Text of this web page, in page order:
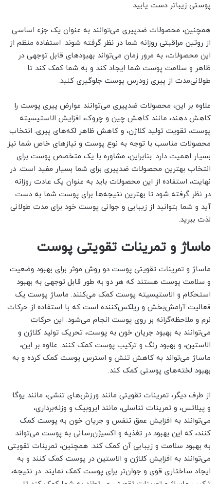
پوستی زیباتر دست یابید.
همچنین، محصولات ضدپیری می‌توانند به عنوان یک جزء اساسی
از روتین مراقبتی روزانه شما در نظر گرفته شوند. استفاده منظم از
این محصولات، به مرور زمان می‌تواند بهبودهای قابل توجهی در
ظاهر و سلامت پوست شما ایجاد کند و به شما کمک کند تا
طولانی‌مدت از پیری زودرس پوست جلوگیری کنید.
علاوه بر این، محصولات ضدپیری می‌توانند عوارض پیری پوست را
کاهش دهند، مانند کاهش چین و چروک، افزایش الاستیسیته
پوست، تقویت تولید کلاژن، و کاهش ظاهر لکه‌های پیری. انتخاب
محصولات مناسب با توجه به نوع پوست و نیازهای خاص شما نیز
بسیار اهمیت دارد. بنابراین، مشاوره با یک متخصص پوست برای
انتخاب بهترین محصولات ضدپیری برای شما بسیار مفید است. در
نهایت، استفاده از این محصولات باید به عنوان یک عادت روزانه
در نظر گرفته شود تا بهترین نتیجه‌ها برای پوست شما به دست
آید و شما بتوانید از زیبایی و جوانی پوست خود برای مدت طولانی
لذت ببرید.
ماساژ و تمرینات تقویتی پوست
ماساژ و تمرینات تقویتی پوست دو روش موثر برای بهبود وضعیت
و سلامت پوست هستند که هر دو به طور قابل توجهی به بهبود
استحکام و الاستیسیته پوست کمک می‌کنند. ماساژ پوست یک
فعالیت آرامش‌بخش و ریلکس‌کننده است که با استفاده از حرکات
نرم و ملاحظه‌گرانه بر روی پوست انجام می‌شود. این حرکات
می‌توانند به بهبود جریان خون به پوست، تحریک تولید کلاژن و
الاستین، و بهبود رنگ و ترکیب پوست کمک کنند. علاوه بر این،
ماساژ می‌تواند به کاهش تنش و استرس پوست کمک کرده و به
بهبود لخته‌های پوستی کمک کند.
از طرف دیگر، تمرینات تقویتی مانند ورزش‌های تنشی، مانند یوگا
و پیلاتس، و تمرینات تناسلی، مانند ایروبیک و وزنه‌برداری،
می‌توانند به افزایش عمق تنفس و جریان خون به پوست کمک
کنند، که این بهبود در تغذیه و اکسیژن‌رسانی به پوست می‌تواند
به بهبود سلامت و زیبایی آن کمک کند. همچنین، تمرینات تقویتی
می‌توانند به افزایش کلاژن و الاستین در پوست کمک کنند و به
ایجاد ساختاری قوی و جوان‌تر برای پوست کمک نمایند. در نتیجه،